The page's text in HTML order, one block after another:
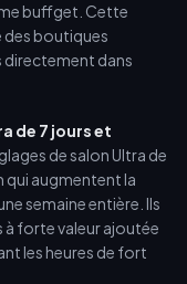
buffget. Cette
des boutiques
directement dans
de 7 jours et
de salon Ultra de
augmentent la
semaine entière. Ils
forte valeur ajoutée
les heures de fort